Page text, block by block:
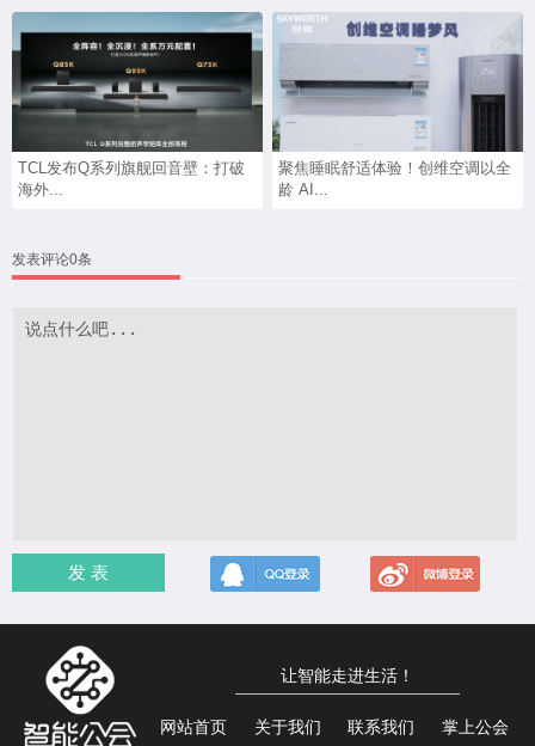
TCL发布Q系列旗舰回音壁：打破
海外...
聚焦睡眠舒适体验！创维空调以全
龄 AI...
发表评论0条
发 表
让智能走进生活！
网站首页 关于我们 联系我们 掌上公会